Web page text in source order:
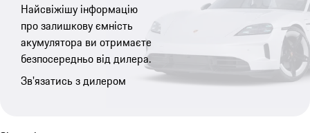
Найсвіжішу інформацію
про залишкову ємність
акумулятора ви отримаєте
безпосередньо від дилера.
Зв'язатись з дилером